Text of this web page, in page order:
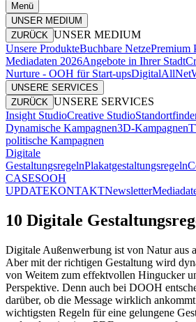
Menü
UNSER MEDIUM
ZURÜCK UNSER MEDIUM
Unsere ProdukteBuchbare NetzePremium
Mediadaten 2026Angebote in Ihrer Stadt
Nurture - OOH für Start-upsDigitalAllNet
UNSERE SERVICES
ZURÜCK UNSERE SERVICES
Insight StudioCreative Studio
Dynamische Kampagnen3D-Kampagnen
politische Kampagnen
Digitale
GestaltungsregelnPlakatgestaltungsregeln
CASESOOH
UPDATEKONTAKTNewsletter
10 Digitale
Digitale Außenwerbung ist von Natur aus
Aber mit der richtigen Gestaltung wird
von Weitem zum effektvollen Hingucker
Perspektive. Denn auch bei DOOH
darüber, ob die Message wirklich
wichtigsten Regeln für eine gelungene